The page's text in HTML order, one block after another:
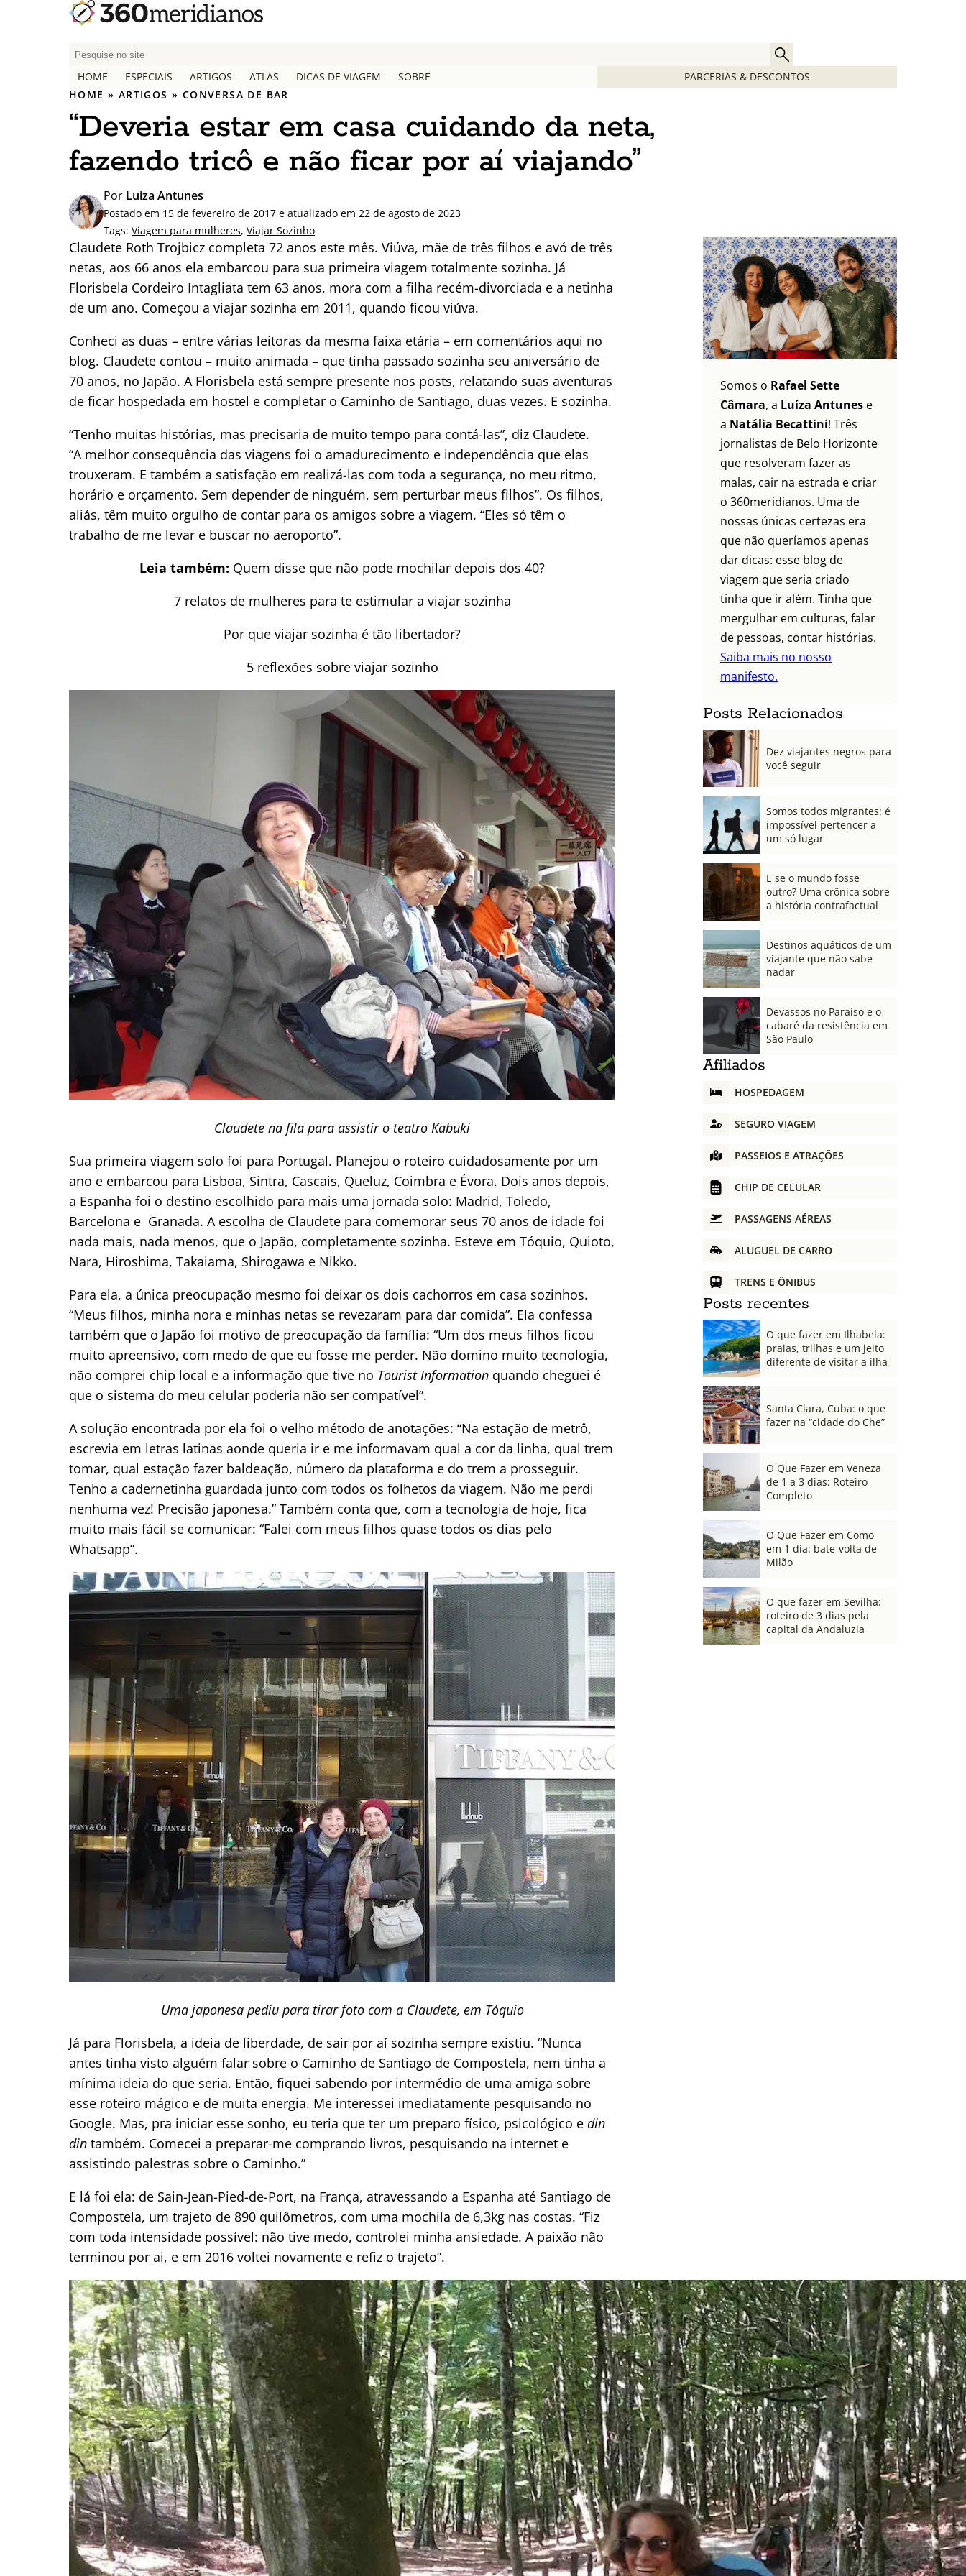
P
q
u
s
a
p
o
r
:
HOME ESPECIAIS ARTIGOS ATLAS DICAS DE VIAGEM SOBRE
PARCERIAS & DESCONTOS
HOME » ARTIGOS » CONVERSA DE BAR
“Deveria estar em casa cuidando da neta,
fazendo tricô e não ficar por aí viajando”
Por Luiza Antunes
Postado em 15 de fevereiro de 2017 e atualizado em 22 de agosto de 2023
Tags: Viagem para mulheres, Viajar Sozinho
Claudete Roth Trojbicz completa 72 anos este mês. Viúva, mãe de três filhos e avó de três
netas, aos 66 anos ela embarcou para sua primeira viagem totalmente sozinha. Já
Florisbela Cordeiro Intagliata tem 63 anos, mora com a filha recém-divorciada e a netinha
de um ano. Começou a viajar sozinha em 2011, quando ficou viúva.
Conheci as duas – entre várias leitoras da mesma faixa etária – em comentários aqui no
blog. Claudete contou – muito animada – que tinha passado sozinha seu aniversário de
70 anos, no Japão. A Florisbela está sempre presente nos posts, relatando suas aventuras
de ficar hospedada em hostel e completar o Caminho de Santiago, duas vezes. E sozinha.
“Tenho muitas histórias, mas precisaria de muito tempo para contá-las”, diz Claudete.
“A melhor consequência das viagens foi o amadurecimento e independência que elas
trouxeram. E também a satisfação em realizá-las com toda a segurança, no meu ritmo,
horário e orçamento. Sem depender de ninguém, sem perturbar meus filhos”. Os filhos,
aliás, têm muito orgulho de contar para os amigos sobre a viagem. “Eles só têm o
trabalho de me levar e buscar no aeroporto”.
Leia também: Quem disse que não pode mochilar depois dos 40?
7 relatos de mulheres para te estimular a viajar sozinha
Por que viajar sozinha é tão libertador?
5 reflexões sobre viajar sozinho
Claudete na fila para assistir o teatro Kabuki
Sua primeira viagem solo foi para Portugal. Planejou o roteiro cuidadosamente por um
ano e embarcou para Lisboa, Sintra, Cascais, Queluz, Coimbra e Évora. Dois anos depois,
a Espanha foi o destino escolhido para mais uma jornada solo: Madrid, Toledo,
Barcelona e Granada. A escolha de Claudete para comemorar seus 70 anos de idade foi
nada mais, nada menos, que o Japão, completamente sozinha. Esteve em Tóquio, Quioto,
Nara, Hiroshima, Takaiama, Shirogawa e Nikko.
Para ela, a única preocupação mesmo foi deixar os dois cachorros em casa sozinhos.
“Meus filhos, minha nora e minhas netas se revezaram para dar comida”. Ela confessa
também que o Japão foi motivo de preocupação da família: “Um dos meus filhos ficou
muito apreensivo, com medo de que eu fosse me perder. Não domino muito tecnologia,
não comprei chip local e a informação que tive no Tourist Information quando cheguei é
que o sistema do meu celular poderia não ser compatível”.
A solução encontrada por ela foi o velho método de anotações: “Na estação de metrô,
escrevia em letras latinas aonde queria ir e me informavam qual a cor da linha, qual trem
tomar, qual estação fazer baldeação, número da plataforma e do trem a prosseguir.
Tenho a cadernetinha guardada junto com todos os folhetos da viagem. Não me perdi
nenhuma vez! Precisão japonesa.” Também conta que, com a tecnologia de hoje, fica
muito mais fácil se comunicar: “Falei com meus filhos quase todos os dias pelo
Whatsapp”.
Uma japonesa pediu para tirar foto com a Claudete, em Tóquio
Já para Florisbela, a ideia de liberdade, de sair por aí sozinha sempre existiu. “Nunca
antes tinha visto alguém falar sobre o Caminho de Santiago de Compostela, nem tinha a
mínima ideia do que seria. Então, fiquei sabendo por intermédio de uma amiga sobre
esse roteiro mágico e de muita energia. Me interessei imediatamente pesquisando no
Google. Mas, pra iniciar esse sonho, eu teria que ter um preparo físico, psicológico e din
din também. Comecei a preparar-me comprando livros, pesquisando na internet e
assistindo palestras sobre o Caminho.”
E lá foi ela: de Sain-Jean-Pied-de-Port, na França, atravessando a Espanha até Santiago de
Compostela, um trajeto de 890 quilômetros, com uma mochila de 6,3kg nas costas. “Fiz
com toda intensidade possível: não tive medo, controlei minha ansiedade. A paixão não
terminou por ai, e em 2016 voltei novamente e refiz o trajeto”.
Somos o Rafael Sette
Câmara, a Luíza Antunes e
a Natália Becattini! Três
jornalistas de Belo Horizonte
que resolveram fazer as
malas, cair na estrada e criar
o 360meridianos. Uma de
nossas únicas certezas era
que não queríamos apenas
dar dicas: esse blog de
viagem que seria criado
tinha que ir além. Tinha que
mergulhar em culturas, falar
de pessoas, contar histórias.
Saiba mais no nosso
manifesto.
Posts Relacionados
Dez viajantes negros para
você seguir
Somos todos migrantes: é
impossível pertencer a
um só lugar
E se o mundo fosse
outro? Uma crônica sobre
a história contrafactual
Destinos aquáticos de um
viajante que não sabe
nadar
Devassos no Paraíso e o
cabaré da resistência em
São Paulo
Afiliados
HOSPEDAGEM
SEGURO VIAGEM
PASSEIOS E ATRAÇÕES
CHIP DE CELULAR
PASSAGENS AÉREAS
ALUGUEL DE CARRO
TRENS E ÔNIBUS
Posts recentes
O que fazer em Ilhabela:
praias, trilhas e um jeito
diferente de visitar a ilha
Santa Clara, Cuba: o que
fazer na “cidade do Che”
O Que Fazer em Veneza
de 1 a 3 dias: Roteiro
Completo
O Que Fazer em Como
em 1 dia: bate-volta de
Milão
O que fazer em Sevilha:
roteiro de 3 dias pela
capital da Andaluzia